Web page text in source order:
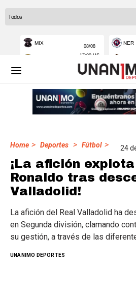
Home > Deportes > Fútbol > 24
¡La afición
Ronaldo tras
Valladolid!
La afición del Real Valladolid ha
en Segunda división, clamando
su gestión, a través de las
UNANIMO DEPORTES